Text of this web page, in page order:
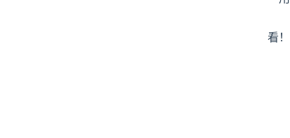
看